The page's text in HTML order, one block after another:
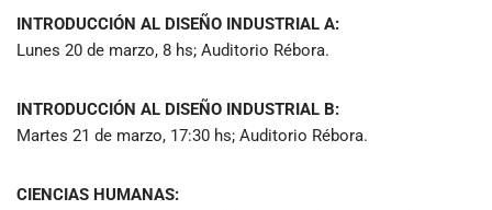
INTRODUCCIÓN AL DISEÑO INDUSTRIAL A:
Lunes 20 de marzo, 8 hs; Auditorio Rébora.
INTRODUCCIÓN AL DISEÑO INDUSTRIAL B:
Martes 21 de marzo, 17:30 hs; Auditorio Rébora.
CIENCIAS HUMANAS: